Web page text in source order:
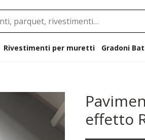
Rivestimenti per muretti
effetto